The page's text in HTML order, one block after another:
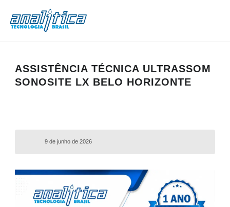
ASSISTÊNCIA TÉCNICA ULTRASSOM
SONOSITE LX BELO HORIZONTE
9 de junho de 2026